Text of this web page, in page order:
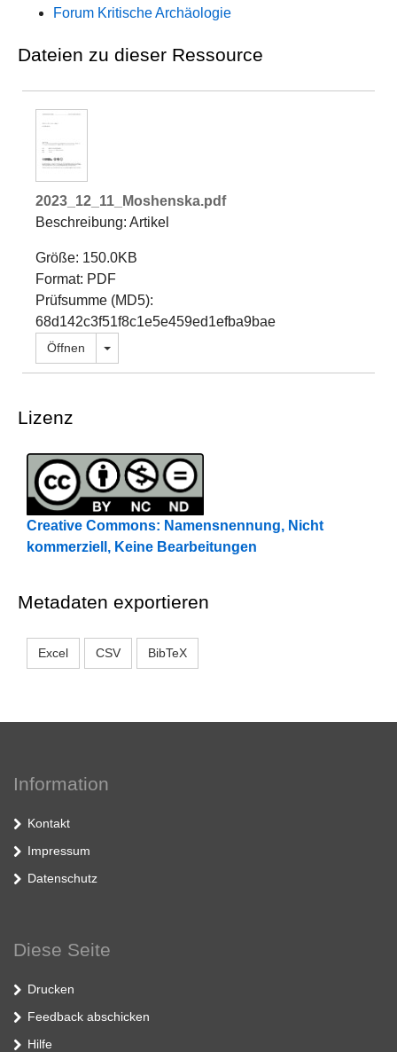
Forum Kritische Archäologie
Dateien zu dieser Ressource
2023_12_11_Moshenska.pdf
Beschreibung: Artikel
Größe: 150.0KB
Format: PDF
Prüfsumme (MD5):
68d142c3f51f8c1e5e459ed1efba9bae
Öffnen Dropdown öffnen
Lizenz
Creative Commons: Namensnennung, Nicht
kommerziell, Keine Bearbeitungen
Metadaten exportieren
Excel CSV BibTeX
Information
Kontakt
Impressum
Datenschutz
Diese Seite
Drucken
Feedback abschicken
Hilfe